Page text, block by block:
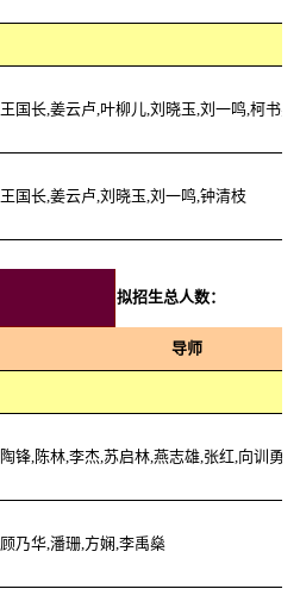
王国长,姜云卢,叶柳儿,刘晓玉,刘一鸣,柯书尧
王国长,姜云卢,刘晓玉,刘一鸣,钟清枝
拟招生总人数：
导师
陶锋,陈林,李杰,苏启林,燕志雄,张红,向训勇
顾乃华,潘珊,方娴,李禹燊